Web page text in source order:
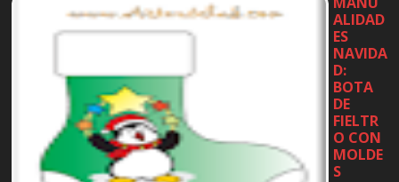
ALIDAD
ES
NAVIDA
D:
BOTA
DE
FIELTR
O CON
MOLDE
S